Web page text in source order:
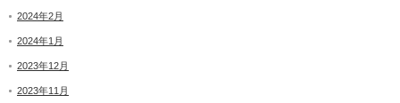
2024年2月
2024年1月
2023年12月
2023年11月